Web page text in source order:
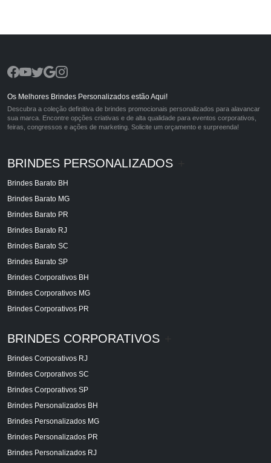
Os Melhores Brindes Personalizados estão Aqui!
Descubra a coleção definitiva de brindes promocionais personalizados para alavancar
sua marca. Encontre opções criativas e de alta qualidade para eventos corporativos,
feiras, congressos e ações de marketing. Solicite um orçamento e surpreenda!
BRINDES PERSONALIZADOS
Brindes Barato BH
Brindes Barato MG
Brindes Barato PR
Brindes Barato RJ
Brindes Barato SC
Brindes Barato SP
Brindes Corporativos BH
Brindes Corporativos MG
Brindes Corporativos PR
BRINDES CORPORATIVOS
Brindes Corporativos RJ
Brindes Corporativos SC
Brindes Corporativos SP
Brindes Personalizados BH
Brindes Personalizados MG
Brindes Personalizados PR
Brindes Personalizados RJ